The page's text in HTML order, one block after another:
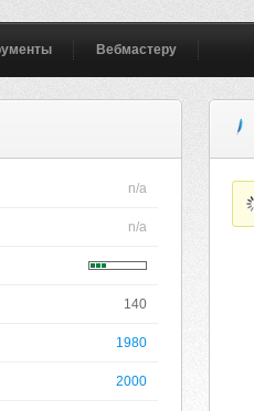
Вебмастеру
n/a
n/a
140
1980
2000